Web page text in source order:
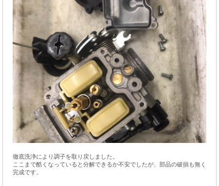
徹底洗浄により調子を取り戻しました。
ここまで酷くなっていると分解できるか不安でしたが、部品の破損も無く
完成です。